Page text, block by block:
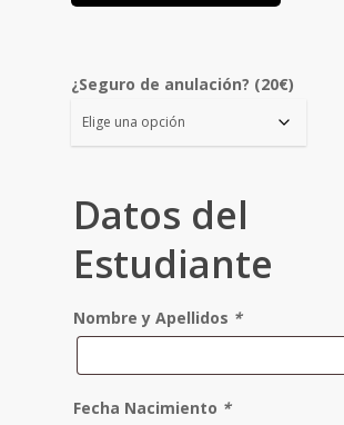
¿Seguro de anulación? (20€)
Datos del
Estudiante
Nombre y Apellidos *
Fecha Nacimiento *